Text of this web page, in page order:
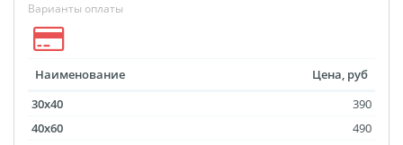
Флип-Флоп портрет
Фото на металле
Печать наклеек
Печать на ПВХ пластике
Фотопазл
Варианты оплаты
Наименование
Цена, руб
30x40
390
40x60
490